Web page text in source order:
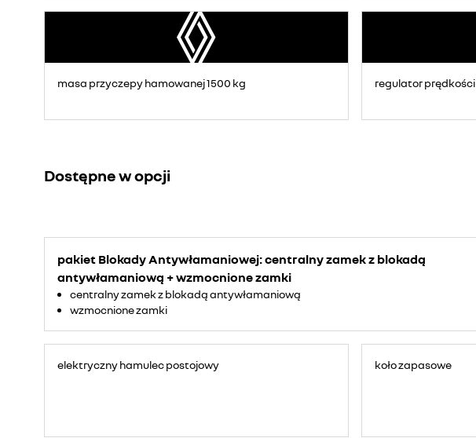
masa przyczepy hamowanej 1500 kg regulator prędkości
Dostępne w opcji
pakiet Blokady Antywłamaniowej: centralny zamek z blokadą
antywłamaniową + wzmocnione zamki
centralny zamek z blokadą antywłamaniową
wzmocnione zamki
elektryczny hamulec postojowy koło zapasowe